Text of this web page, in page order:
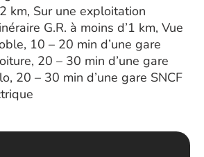
km, Sur une exploitation
G.R. à moins d’1 km, Vue
10 – 20 min d’une gare
20 – 30 min d’une gare
20 – 30 min d’une gare SNCF